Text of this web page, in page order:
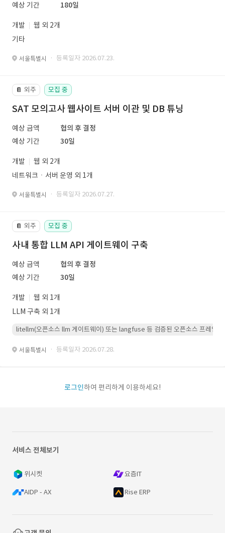
예상 기간
180일
개발
웹 외 2개
기타
서울특별시 · 등록일자 2026.07.23.
📔 외주 모집 중
SAT 모의고사 웹사이트 서버 이관 및 DB 튜닝
예상 금액
협의 후 결정
예상 기간
30일
개발
웹 외 2개
네트워크ㆍ서버 운영 외 1개
서울특별시 · 등록일자 2026.07.27.
📔 외주 모집 중
사내 통합 LLM API 게이트웨이 구축
예상 금액
협의 후 결정
예상 기간
30일
개발
웹 외 1개
LLM 구축 외 1개
litellm(오픈소스 llm 게이트웨이) 또는 langfuse 등 검증된 오픈소스 프레임워
서울특별시 · 등록일자 2026.07.28.
로그인하여 편리하게 이용하세요!
서비스 전체보기
위시켓 요즘IT
AIDP - AX Rise ERP